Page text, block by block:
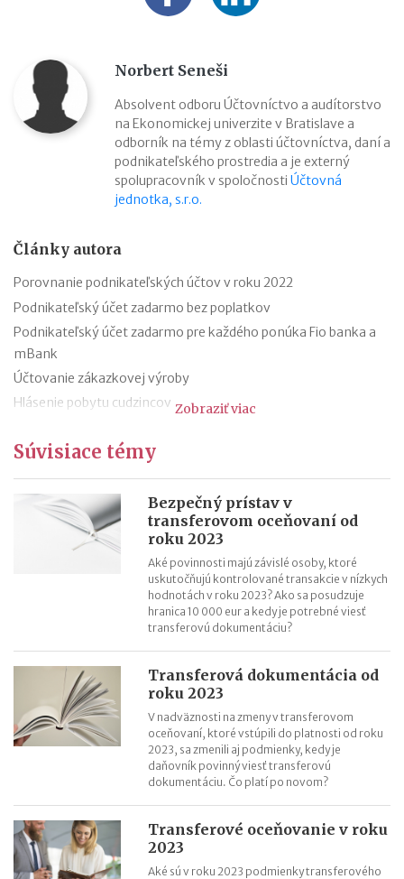
Norbert Seneši
Absolvent odboru Účtovníctvo a audítorstvo
na Ekonomickej univerzite v Bratislave a
odborník na témy z oblasti účtovníctva, daní a
podnikateľského prostredia a je externý
spolupracovník v spoločnosti Účtovná
jednotka, s.r.o.
Články autora
Porovnanie podnikateľských účtov v roku 2022
Podnikateľský účet zadarmo bez poplatkov
Podnikateľský účet zadarmo pre každého ponúka Fio banka a
mBank
Účtovanie zákazkovej výroby
Hlásenie pobytu cudzincov
Cestovné náhrady pri elektromobiloch
Odpisovanie elektromobilov a elektrobicyklov
Kontroly v oblasti registratúry
Registratúrny plán a registratúrny poriadok
Zobraziť viac
Súvisiace témy
Bezpečný prístav v
transferovom oceňovaní od
roku 2023
Aké povinnosti majú závislé osoby, ktoré
uskutočňujú kontrolované transakcie v nízkych
hodnotách v roku 2023? Ako sa posudzuje
hranica 10 000 eur a kedy je potrebné viesť
transferovú dokumentáciu?
Transferová dokumentácia od
roku 2023
V nadväznosti na zmeny v transferovom
oceňovaní, ktoré vstúpili do platnosti od roku
2023, sa zmenili aj podmienky, kedy je
daňovník povinný viesť transferovú
dokumentáciu. Čo platí po novom?
Transferové oceňovanie v roku
2023
Aké sú v roku 2023 podmienky transferového